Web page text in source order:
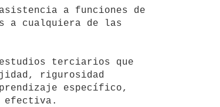
a cualquiera de las
rigurosidad
específico,
efectiva.